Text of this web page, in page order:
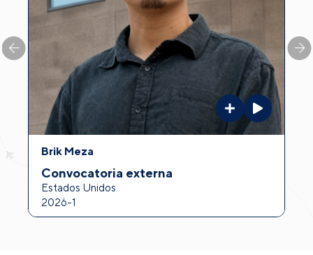
Brik Meza
Convocatoria externa
Estados Unidos
2026-1